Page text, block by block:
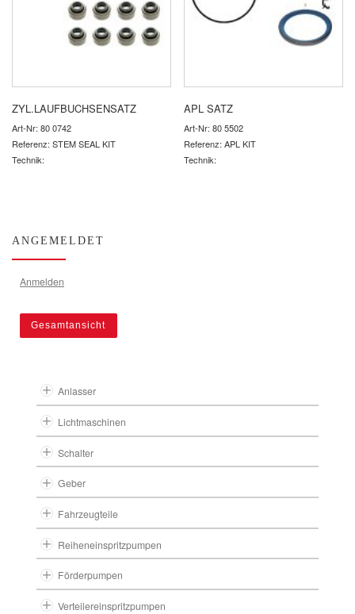
ZYL.LAUFBUCHSENSATZ
Art-Nr: 80 0742
Referenz: STEM SEAL KIT
Technik:
APL SATZ
Art-Nr: 80 5502
Referenz: APL KIT
Technik:
ANGEMELDET
Anmelden
Gesamtansicht
Anlasser
Lichtmaschinen
Schalter
Geber
Fahrzeugteile
Reiheneinspritzpumpen
Förderpumpen
Verteilereinspritzpumpen